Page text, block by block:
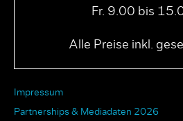
Fr. 9.00 bis
Alle Preise inkl.
Impressum
Partnerships & Mediadaten 2026